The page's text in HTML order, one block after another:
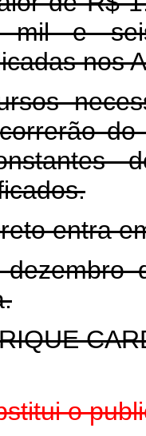
e
nos
entra
o